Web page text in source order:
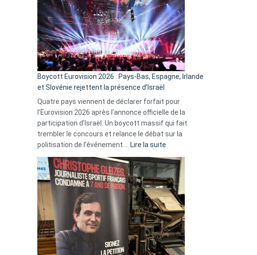
Boycott Eurovision 2026 : Pays-Bas, Espagne, Irlande
et Slovénie rejettent la présence d’Israël
Quatre pays viennent de déclarer forfait pour
l’Eurovision 2026 après l’annonce officielle de la
participation d’Israël. Un boycott massif qui fait
trembler le concours et relance le débat sur la
politisation de l’événement.…
Lire la suite
Eurovision
2026
:
Pays-
Bas,
Espagne,
Irlande
et
Slovénie